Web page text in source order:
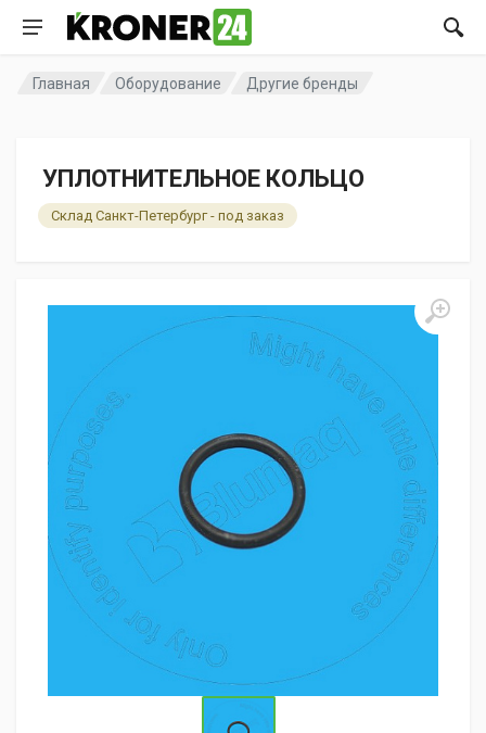
Главная Оборудование Другие бренды
УПЛОТНИТЕЛЬНОЕ КОЛЬЦО
Склад Санкт-Петербург - под заказ